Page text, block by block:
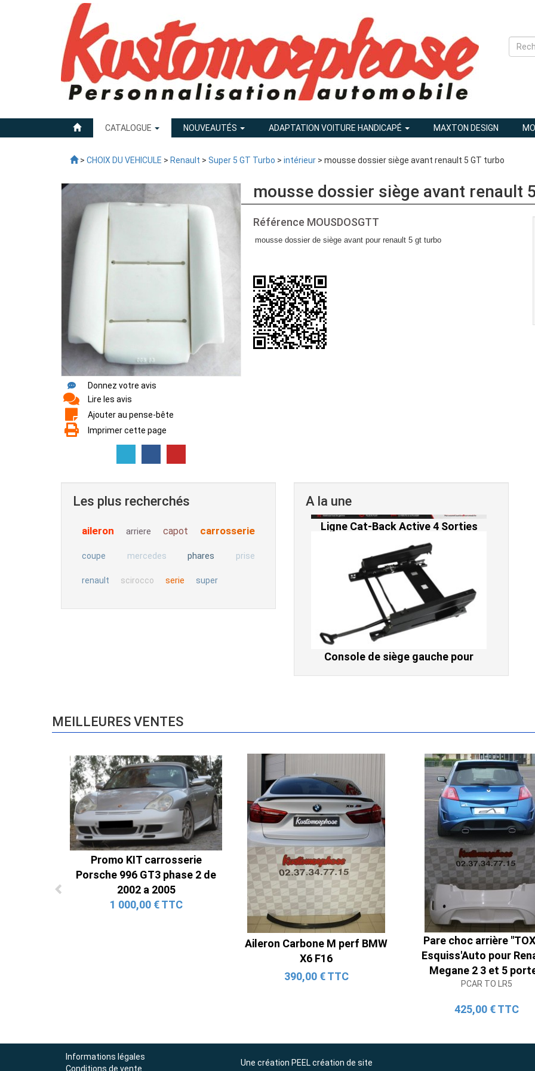
CATALOGUE NOUVEAUTÉS ADAPTATION VOITURE HANDICAPÉ MAXTON DESIGN
> CHOIX DU VEHICULE > Renault > Super 5 GT Turbo > intérieur > mousse dossier siège avant renault 5 GT turbo
Donnez votre avis
Lire les avis
Ajouter au pense-bête
Imprimer cette page
mousse dossier siège avant renault
Référence MOUSDOSGTT
mousse dossier de siège avant pour renault 5 gt turbo
Les plus recherchés
aileron arriere capot carrosserie
coupe mercedes phares prise
renault scirocco serie super
A la une
Ligne Cat-Back Active 4 Sorties
avec Tube en H pour Ford Mustang
GT & V6 (2015-2023)
2 690,00 € TTC
Console de siège gauche pour
BMW Série 3 E46 (hors Cabriolet et
MEILLEURES VENTES
Promo KIT carrosserie
Porsche 996 GT3 phase 2 de
2002 a 2005
1 000,00 € TTC
Aileron Carbone M perf BMW
X6 F16
390,00 € TTC
Pare choc arrière
Esquiss'Auto pour
Megane 2 3 et 5
PCAR TO LR5
425,00 € TTC
Informations légales
Conditions de vente
Une création PEEL création de site